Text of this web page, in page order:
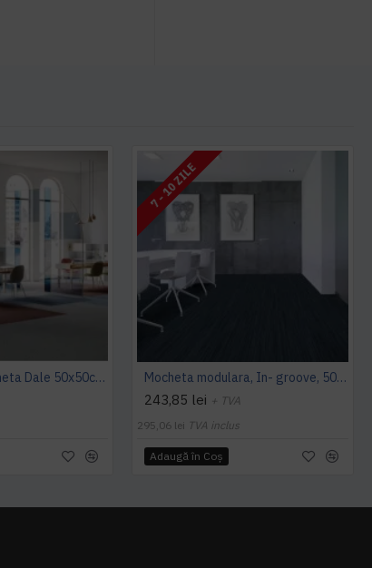
Cambridge, Mocheta Dale 50x50cm, Modulyss
7 - 10 ZILE
Mocheta modulara, In- groove, 50 x 50 cm, Modulyss
243,85 lei + TVA
295,06 lei TVA inclus
Adaugă în Coş